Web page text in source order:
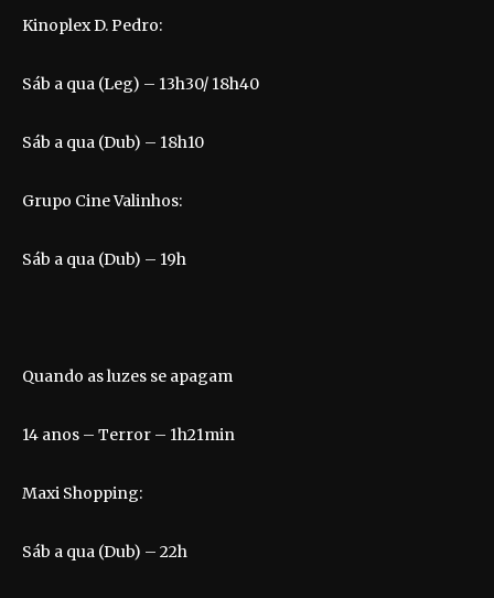
Kinoplex D. Pedro:
Sáb a qua (Leg) – 13h30/ 18h40
Sáb a qua (Dub) – 18h10
Grupo Cine Valinhos:
Sáb a qua (Dub) – 19h
Quando as luzes se apagam
14 anos – Terror – 1h21min
Maxi Shopping:
Sáb a qua (Dub) – 22h